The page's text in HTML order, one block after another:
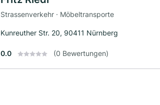
Strassenverkehr · Möbeltransporte
Kunreuther Str. 20, 90411 Nürnberg
0.0 (0 Bewertungen)